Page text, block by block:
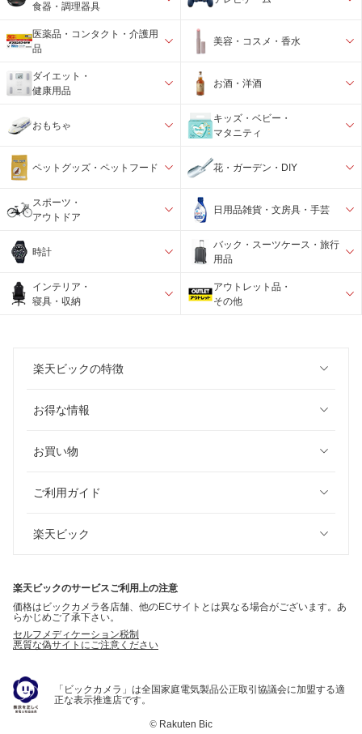
食器・調理器具
医薬品・コンタクト・介護用
品
美容・コスメ・香水
ダイエット・
健康用品
お酒・洋酒
おもちゃ
キッズ・ベビー・
マタニティ
ペットグッズ・ペットフード 花・ガーデン・DIY
スポーツ・
アウトドア
日用品雑貨・文房具・手芸
時計
バック・スーツケース・旅行
用品
インテリア・
寝具・収納
アウトレット品・
その他
楽天ビックの特徴
お得な情報
お買い物
ご利用ガイド
楽天ビック
楽天ビックのサービスご利用上の注意
価格はビックカメラ各店舗、他のECサイトとは異なる場合がございます。あ
らかじめご了承下さい。
セルフメディケーション税制
悪質な偽サイトにご注意ください
「ビックカメラ」は全国家庭電気製品公正取引協議会に加盟する適
正な表示推進店です。
© Rakuten Bic